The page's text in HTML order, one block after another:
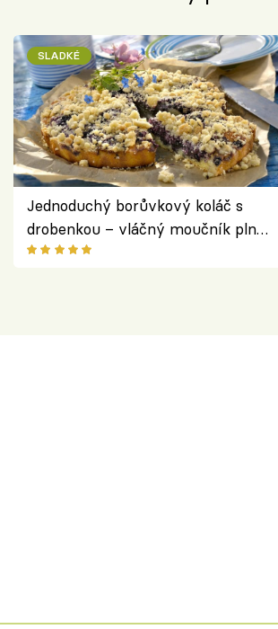
SLADKÉ
Jednoduchý borůvkový koláč s
drobenkou – vláčný moučník plný
ovoce